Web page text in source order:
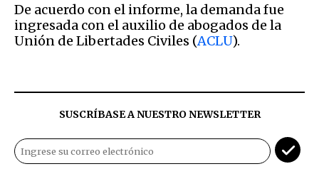
De acuerdo con el informe, la demanda fue
ingresada con el auxilio de abogados de la
Unión de Libertades Civiles (ACLU).
SUSCRÍBASE A NUESTRO NEWSLETTER